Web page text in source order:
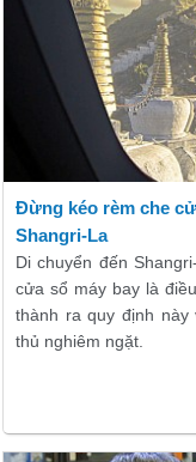
Đừng kéo rèm che
Shangri-La
Di chuyển đến
cửa sổ máy bay là
thành ra quy định
thủ nghiêm ngặt.